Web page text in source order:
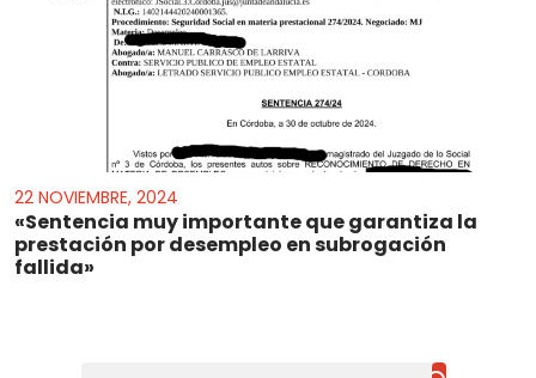
22 NOVIEMBRE, 2024
«Sentencia muy importante que garantiza la
prestación por desempleo en subrogación
fallida»